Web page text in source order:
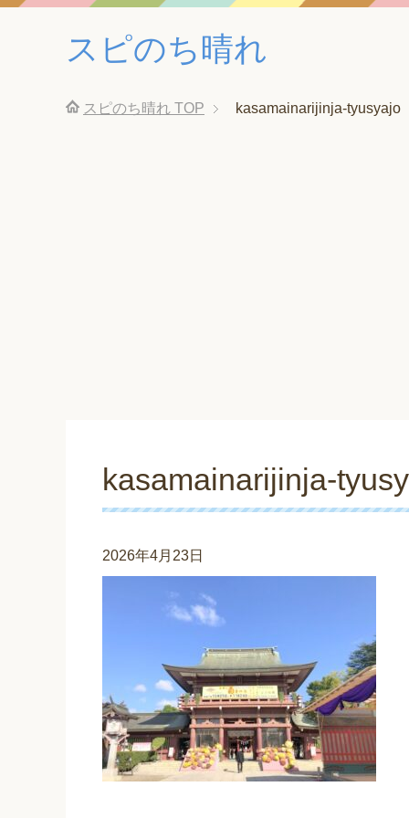
スピのち晴れ
スピのち晴れ TOP kasamainarijinja-tyusyajo
kasamainarijinja-
2026年4月23日